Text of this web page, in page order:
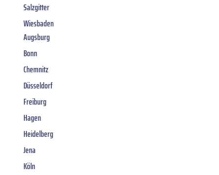
Salzgitter
Wiesbaden
Augsburg
Bonn
Chemnitz
Düsseldorf
Freiburg
Hagen
Heidelberg
Jena
Köln